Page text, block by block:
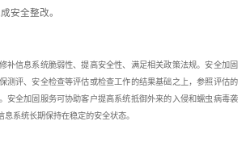
安全整改。
补信息系统脆弱性、提高安全性、满足相关政策法规。安全加固
测评、安全检查等评估或检查工作的结果基础之上，参照评估的
安全加固服务可协助客户提高系统抵御外来的入侵和蠕虫病毒袭
系统长期保持在稳定的安全状态。